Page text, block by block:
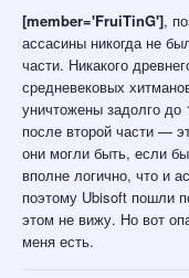
[member='FruiTinG'],
ассасины никогда не
части. Никакого
средневековых
уничтожены задолго до
после второй части —
они могли быть, если
вполне логично, что и
поэтому Ubisoft пошли
этом не вижу. Но вот
меня есть.